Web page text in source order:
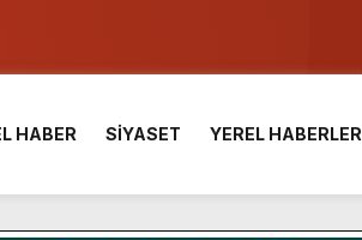
ilerliyor.
Bir Araya Geldi.
HABER SİYASET YEREL HABERLER